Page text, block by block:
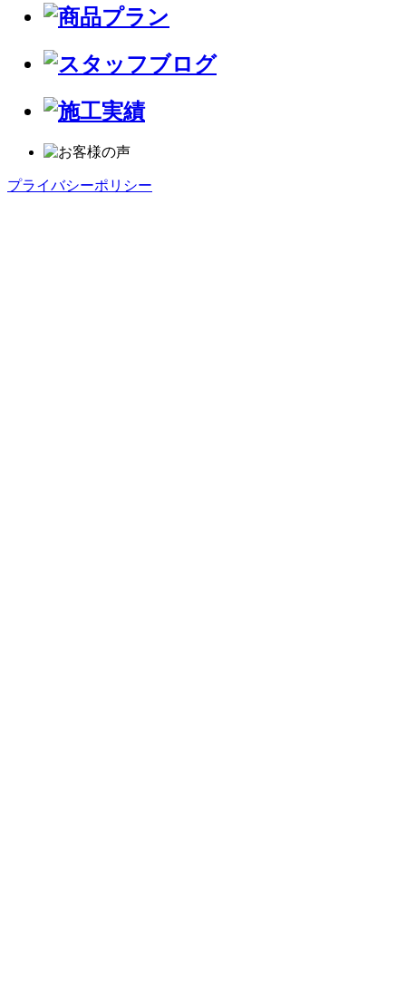
プライバシーポリシー